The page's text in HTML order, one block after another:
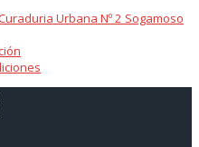
Urbana Nº 2 Sogamoso